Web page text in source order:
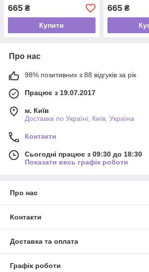
665 ₴
Купити
665₴
Про нас
98% позитивних з 88 відгуків за рік
Працює з 19.07.2017
м. Київ
Доставка по Україні, Київ, Україна
Контакти
Сьогодні працює з 09:30 до 18:30
Показати весь графік роботи
Про нас
Контакти
Доставка та оплата
Графік роботи